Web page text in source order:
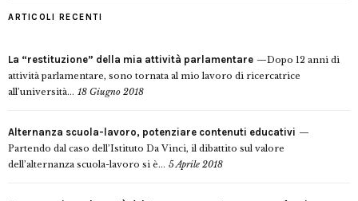
ARTICOLI RECENTI
La “restituzione” della mia attività parlamentare
Dopo 12 anni di
attività parlamentare, sono tornata al mio lavoro di ricercatrice
all’università... 18 Giugno 2018
Alternanza scuola-lavoro, potenziare contenuti educativi
Partendo dal caso dell’Istituto Da Vinci, il dibattito sul valore
dell’alternanza scuola-lavoro si è... 5 Aprile 2018